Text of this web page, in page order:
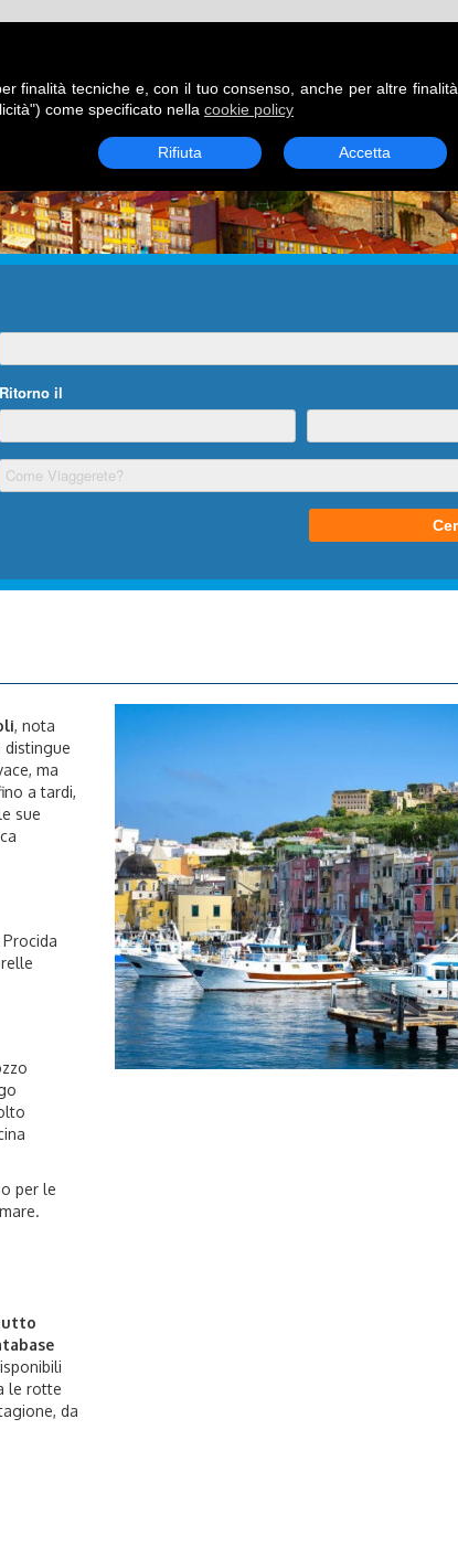
, nota
ma
a tardi,
sue
per le
le rotte
da
finalità tecniche e, con il tuo consenso, anche per altre finalità
come specificato nella cookie policy
Rifiuta Accetta